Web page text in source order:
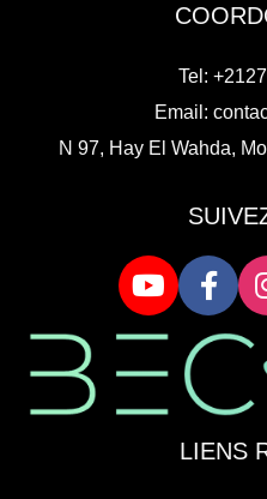
Tel:
Email:
N 97, Hay El Wahda,
LIENS